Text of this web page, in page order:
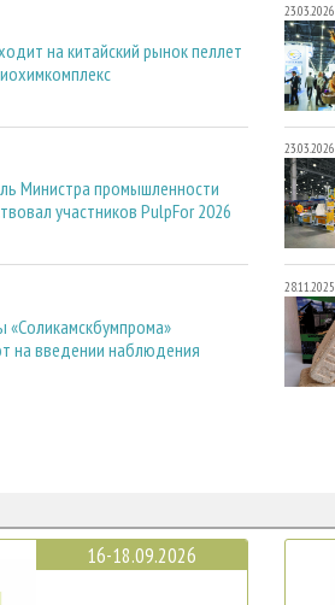
на китайский рынок пеллет
Министра промышленности
участников PulpFor 2026
«Соликамскбумпрома»
на введении наблюдения
23.03.2026
23.03.2026
28.11.2025
16-18.09.2026